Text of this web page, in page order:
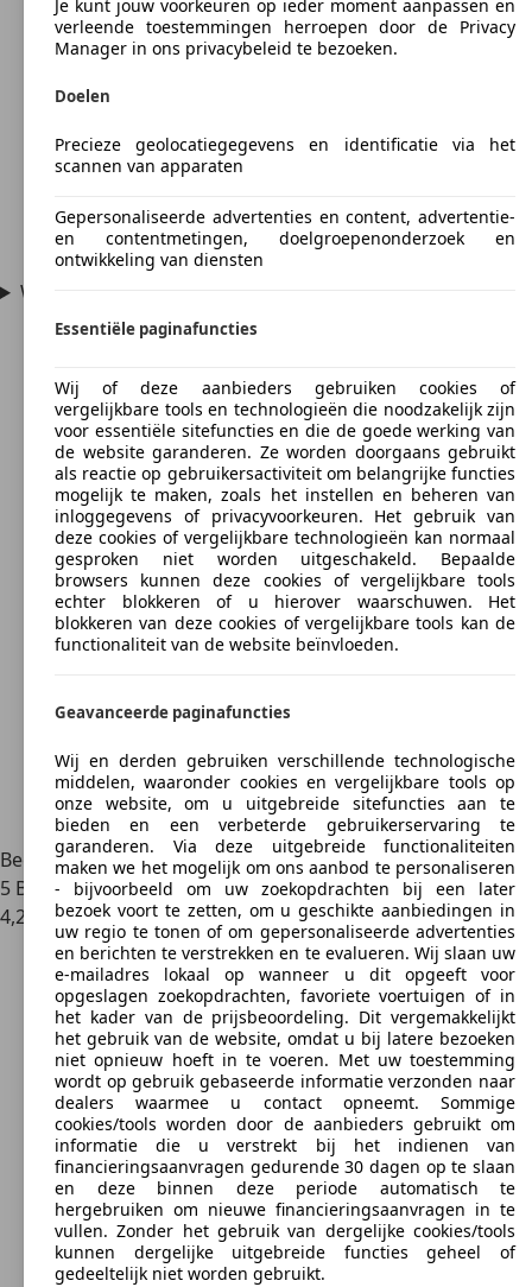
Wat betekent HDI bij sommige dieselvarianten?
Beoordelingen voor Citroen Evasion
5 Beoordelingen
4,2
Je kunt jouw voorkeuren op ieder moment aanpassen en
verleende toestemmingen herroepen door de Privacy
Manager in ons privacybeleid te bezoeken.
Doelen
Precieze geolocatiegegevens en identificatie via het
scannen van apparaten
Gepersonaliseerde advertenties en content, advertentie-
en contentmetingen, doelgroepenonderzoek en
ontwikkeling van diensten
Essentiële paginafuncties
Wij of deze aanbieders gebruiken cookies of
vergelijkbare tools en technologieën die noodzakelijk zijn
voor essentiële sitefuncties en die de goede werking van
de website garanderen. Ze worden doorgaans gebruikt
als reactie op gebruikersactiviteit om belangrijke functies
mogelijk te maken, zoals het instellen en beheren van
inloggegevens of privacyvoorkeuren. Het gebruik van
deze cookies of vergelijkbare technologieën kan normaal
gesproken niet worden uitgeschakeld. Bepaalde
browsers kunnen deze cookies of vergelijkbare tools
echter blokkeren of u hierover waarschuwen. Het
blokkeren van deze cookies of vergelijkbare tools kan de
functionaliteit van de website beïnvloeden.
Geavanceerde paginafuncties
Wij en derden gebruiken verschillende technologische
middelen, waaronder cookies en vergelijkbare tools op
onze website, om u uitgebreide sitefuncties aan te
bieden en een verbeterde gebruikerservaring te
garanderen. Via deze uitgebreide functionaliteiten
maken we het mogelijk om ons aanbod te personaliseren
- bijvoorbeeld om uw zoekopdrachten bij een later
bezoek voort te zetten, om u geschikte aanbiedingen in
uw regio te tonen of om gepersonaliseerde advertenties
en berichten te verstrekken en te evalueren. Wij slaan uw
e-mailadres lokaal op wanneer u dit opgeeft voor
opgeslagen zoekopdrachten, favoriete voertuigen of in
het kader van de prijsbeoordeling. Dit vergemakkelijkt
het gebruik van de website, omdat u bij latere bezoeken
niet opnieuw hoeft in te voeren. Met uw toestemming
wordt op gebruik gebaseerde informatie verzonden naar
dealers waarmee u contact opneemt. Sommige
cookies/tools worden door de aanbieders gebruikt om
informatie die u verstrekt bij het indienen van
financieringsaanvragen gedurende 30 dagen op te slaan
en deze binnen deze periode automatisch te
hergebruiken om nieuwe financieringsaanvragen in te
vullen. Zonder het gebruik van dergelijke cookies/tools
kunnen dergelijke uitgebreide functies geheel of
gedeeltelijk niet worden gebruikt.